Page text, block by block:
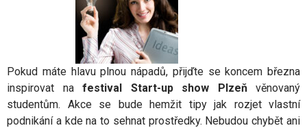
Pokud máte hlavu plnou nápadů, přijďte se koncem března
inspirovat na festival Start-up show Plzeňvěnovaný
studentům. Akce se bude hemžit tipy jak rozjet vlastní
podnikání a kde na to sehnat prostředky. Nebudou chybět ani